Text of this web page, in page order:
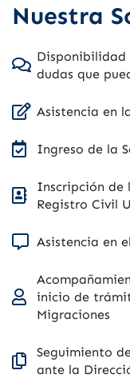
Nuestra
Disponibilidad
dudas que
Asistencia en
Ingreso de la
Inscripción de
Registro Civil
Asistencia en
inicio de
Migraciones
Seguimiento
ante la